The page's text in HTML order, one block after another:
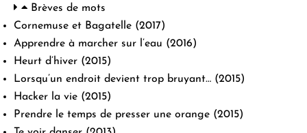
Brèves de mots
Cornemuse et Bagatelle (2017)
Apprendre à marcher sur l’eau (2016)
Heurt d’hiver (2015)
Lorsqu’un endroit devient trop bruyant… (2015)
Hacker la vie (2015)
Prendre le temps de presser une orange (2015)